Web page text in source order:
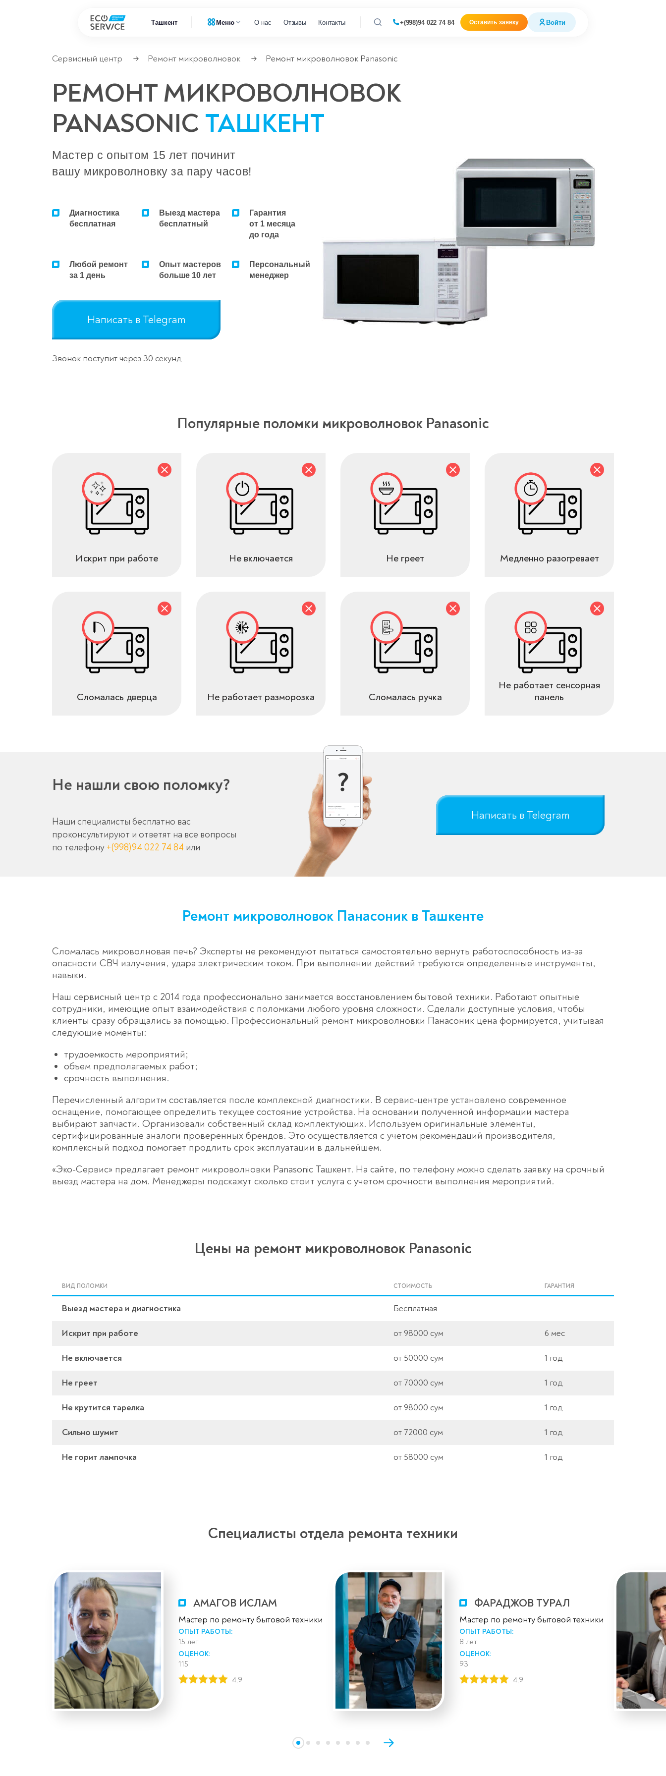
Ташкент Меню О нас Отзывы Контакты +(998)94 022 74 84 Оставить заявку Войти
Ремонт климатической техники
Ремонт компьютерной техники
Ремонт офисной техники
Сервисные центры
Ремонт микроволновок
Ремонт парогенераторов
Сервисный центр → Ремонт микроволновок → Ремонт микроволновок Panasonic
РЕМОНТ МИКРОВОЛНОВОК
PANASONIC ТАШКЕНТ
Мастер с опытом 15 лет починит
вашу микроволновку за пару часов!
Диагностика
бесплатная
Выезд мастера
бесплатный
Гарантия
от 1 месяца
до года
Любой ремонт
за 1 день
Опыт мастеров
больше 10 лет
Персональный
менеджер
Написать в Telegram
Звонок поступит через 30 секунд
Популярные поломки микроволновок Panasonic
Искрит при работе Не включается Не греет Медленно разогревает
Сломалась дверца Не работает разморозка Сломалась ручка
Не работает сенсорная
панель
Не нашли свою поломку?
Наши специалисты бесплатно вас
проконсультируют и ответят на все вопросы
по телефону +(998)94 022 74 84 или
Написать в Telegram
Ремонт микроволновок Панасоник в Ташкенте
Сломалась микроволновая печь? Эксперты не рекомендуют пытаться самостоятельно вернуть работоспособность из-за
опасности СВЧ излучения, удара электрическим током. При выполнении действий требуются определенные инструменты,
навыки.
Наш сервисный центр с 2014 года профессионально занимается восстановлением бытовой техники. Работают опытные
сотрудники, имеющие опыт взаимодействия с поломками любого уровня сложности. Сделали доступные условия, чтобы
клиенты сразу обращались за помощью. Профессиональный ремонт микроволновки Панасоник цена формируется, учитывая
следующие моменты:
трудоемкость мероприятий;
объем предполагаемых работ;
срочность выполнения.
Перечисленный алгоритм составляется после комплексной диагностики. В сервис-центре установлено современное
оснащение, помогающее определить текущее состояние устройства. На основании полученной информации мастера
выбирают запчасти. Организовали собственный склад комплектующих. Используем оригинальные элементы,
сертифицированные аналоги проверенных брендов. Это осуществляется с учетом рекомендаций производителя,
комплексный подход помогает продлить срок эксплуатации в дальнейшем.
«Эко-Сервис» предлагает ремонт микроволновки Panasonic Ташкент. На сайте, по телефону можно сделать заявку на срочный
выезд мастера на дом. Менеджеры подскажут сколько стоит услуга с учетом срочности выполнения мероприятий.
Цены на ремонт микроволновок Panasonic
ВИД ПОЛОМКИ СТОИМОСТЬ ГАРАНТИЯ
Выезд мастера и диагностика Бесплатная
Искрит при работе от 98000 сум 6 мес
Не включается от 50000 сум 1 год
Не греет от 70000 сум 1 год
Не крутится тарелка от 98000 сум 1 год
Сильно шумит от 72000 сум 1 год
Не горит лампочка от 58000 сум 1 год
Специалисты отдела ремонта техники
АМАГОВ ИСЛАМ
Мастер по ремонту бытовой техники
ОПЫТ РАБОТЫ:
15 лет
ОЦЕНОК:
115
4,9
ФАРАДЖОВ ТУРАЛ
Мастер по ремонту бытовой техники
ОПЫТ РАБОТЫ:
8 лет
ОЦЕНОК:
93
4,9
Оставьте заявку